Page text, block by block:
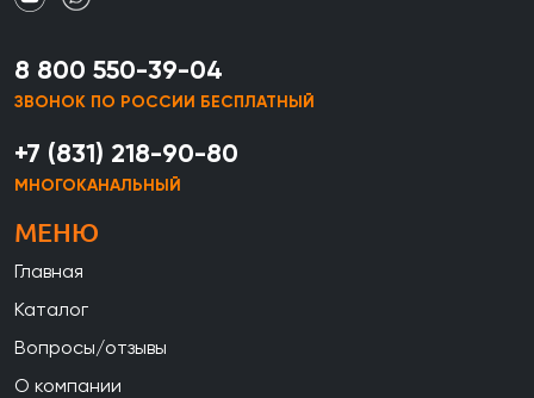
8 800 550-39-04
ЗВОНОК ПО РОССИИ БЕСПЛАТНЫЙ
+7 (831) 218-90-80
МНОГОКАНАЛЬНЫЙ
МЕНЮ
Главная
Каталог
Вопросы/отзывы
О компании